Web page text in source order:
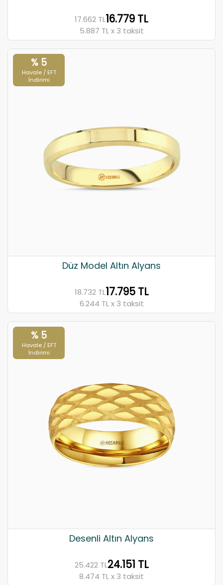
17.662 TL16.779 TL
5.887 TL x 3 taksit
% 5
Havale / EFT
İndirimi
Düz Model Altın Alyans
18.732 TL17.795 TL
6.244 TL x 3 taksit
% 5
Havale / EFT
İndirimi
Desenli Altın Alyans
25.422 TL24.151 TL
8.474 TL x 3 taksit